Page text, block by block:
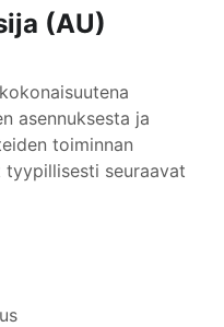
(AU)
asennuksesta ja
toiminnan
tyypillisesti seuraavat